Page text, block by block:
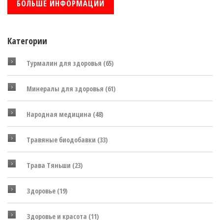
БОЛЬШЕ ИНФОРМАЦИИ
Категории
Турмалин для здоровья (65)
Минералы для здоровья (61)
Народная медицина (48)
Травяные биодобавки (33)
Трава Тяньши (23)
Здоровье (19)
Здоровье и красота (11)